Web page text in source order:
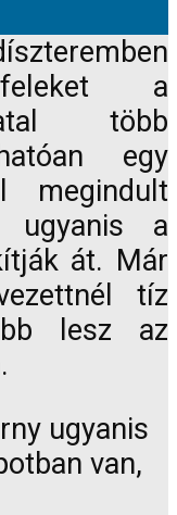
a
több
egy
megindult
ugyanis a
át. Már
tíz
lesz az
ugyanis
van,